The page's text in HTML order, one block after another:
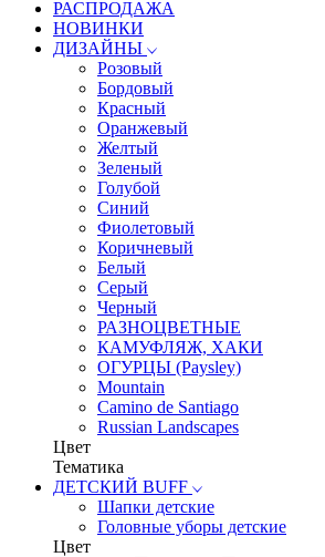
РАСПРОДАЖА
НОВИНКИ
ДИЗАЙНЫ
Розовый
Бордовый
Красный
Оранжевый
Желтый
Зеленый
Голубой
Синий
Фиолетовый
Коричневый
Белый
Серый
Черный
РАЗНОЦВЕТНЫЕ
КАМУФЛЯЖ, ХАКИ
ОГУРЦЫ (Paysley)
Mountain
Camino de Santiago
Russian Landscapes
Цвет
Тематика
ДЕТСКИЙ BUFF
Шапки детские
Головные уборы детские
Цвет